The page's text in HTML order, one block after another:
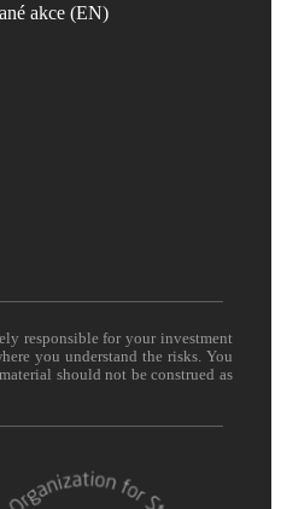
akce (EN)
responsible for your investment
you understand the risks. You
should not be construed as